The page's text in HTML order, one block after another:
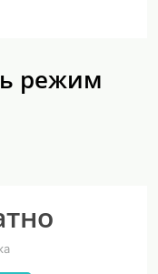
режим